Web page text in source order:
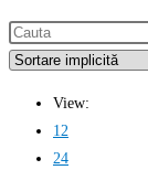
Cauta
this
View:
12
24